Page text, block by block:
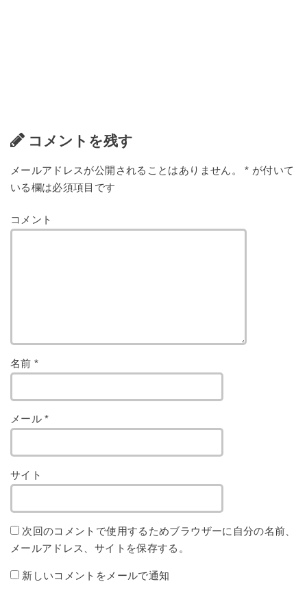
コメントを残す
メールアドレスが公開されることはありません。 * が付いて
いる欄は必須項目です
コメント
名前 *
メール*
サイト
次回のコメントで使用するためブラウザーに自分の名前、
メールアドレス、サイトを保存する。
新しいコメントをメールで通知